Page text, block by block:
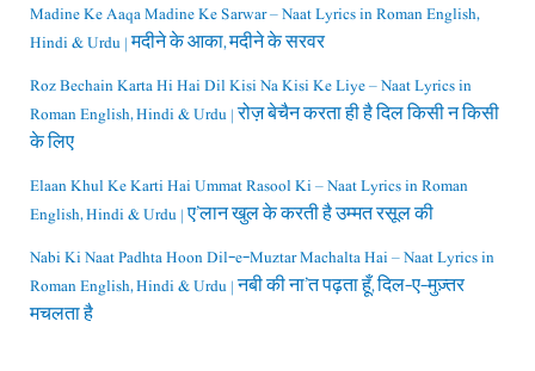
Madine Ke Aaqa Madine Ke Sarwar – Naat Lyrics in Roman English,
Hindi & Urdu | मदीने के आका, मदीने के सरवर
Roz Bechain Karta Hi Hai Dil Kisi Na Kisi Ke Liye – Naat Lyrics in
Roman English, Hindi & Urdu | रोज़ बेचैन करता ही है दिल किसी न किसी
के लिए
Elaan Khul Ke Karti Hai Ummat Rasool Ki – Naat Lyrics in Roman
English, Hindi & Urdu | ए’लान खुल के करती है उम्मत रसूल की
Nabi Ki Naat Padhta Hoon Dil-e-Muztar Machalta Hai – Naat Lyrics in
Roman English, Hindi & Urdu | नबी की ना’त पढ़ता हूँ, दिल-ए-मुज़्तर
मचलता है